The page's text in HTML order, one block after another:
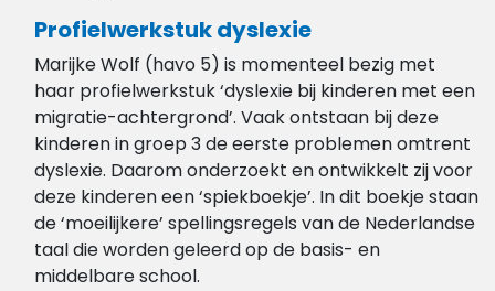
Profielwerkstuk dyslexie
Marijke Wolf (havo 5) is momenteel bezig met
haar profielwerkstuk ‘dyslexie bij kinderen met een
migratie-achtergrond’. Vaak ontstaan bij deze
kinderen in groep 3 de eerste problemen omtrent
dyslexie. Daarom onderzoekt en ontwikkelt zij voor
deze kinderen een ‘spiekboekje’. In dit boekje staan
de ‘moeilijkere’ spellingsregels van de Nederlandse
taal die worden geleerd op de basis- en
middelbare school.